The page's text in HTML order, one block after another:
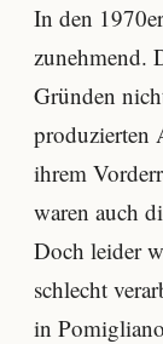
In den
zunehmend.
Gründen
produzierten
ihrem
waren auch
Doch leider
schlecht
in